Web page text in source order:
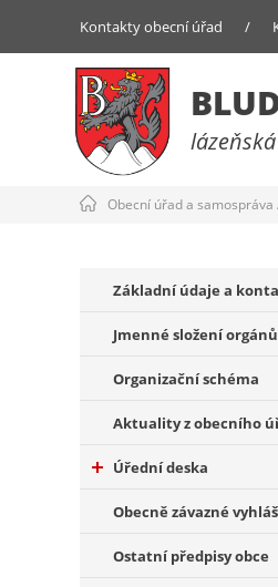
Kontakty obecní úřad /
Obecní úřad a samospráva
Základní údaje a
Jmenné složení
Organizační schéma
Aktuality z obecního
Úřední deska
Obecně závazné
Ostatní předpisy obce